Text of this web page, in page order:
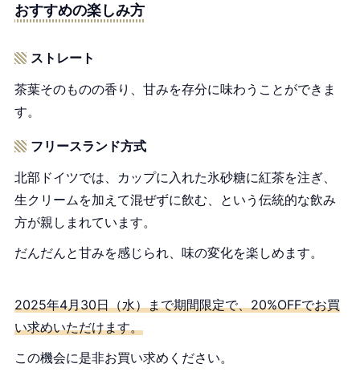
おすすめの楽しみ方
ストレート
茶葉そのものの香り、甘みを存分に味わうことができま
す。
フリースランド方式
北部ドイツでは、カップに入れた氷砂糖に紅茶を注ぎ、
生クリームを加えて混ぜずに飲む、という伝統的な飲み
方が親しまれています。
だんだんと甘みを感じられ、味の変化を楽しめます。
2025年4月30日（水）まで期間限定で、20%OFFでお買
い求めいただけます。
この機会に是非お買い求めください。